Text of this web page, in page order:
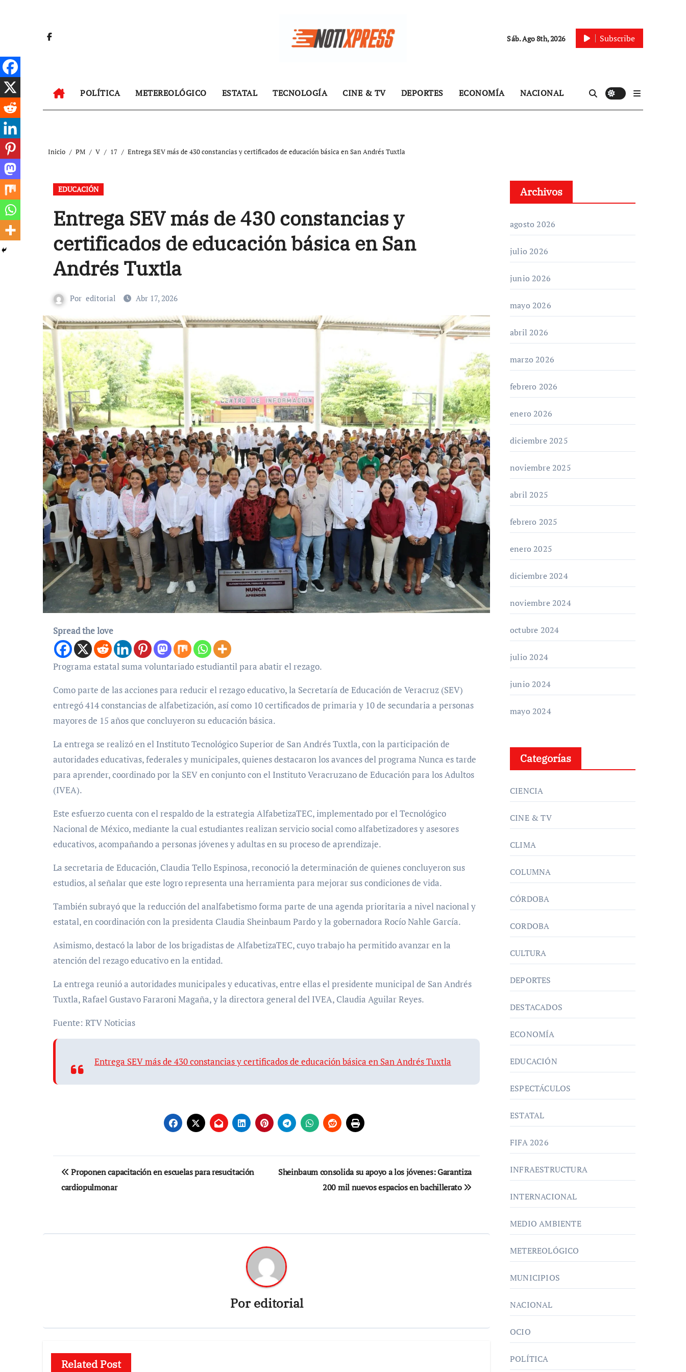
Sáb. Ago 8th, 2026 Subscribe
POLÍTICA METEREOLÓGICO ESTATAL TECNOLOGÍA CINE & TV DEPORTES ECONOMÍA NACIONAL
Inicio PM V 17 Entrega SEV más de 430 constancias y certificados de educación básica en San Andrés Tuxtla
EDUCACIÓN
Entrega SEV más de 430 constancias y
certificados de educación básica en San
Andrés Tuxtla
Por editorial Abr 17, 2026
Spread the love
Programa estatal suma voluntariado estudiantil para abatir el rezago.
Como parte de las acciones para reducir el rezago educativo, la Secretaría de Educación de Veracruz (SEV)
entregó 414 constancias de alfabetización, así como 10 certificados de primaria y 10 de secundaria a personas
mayores de 15 años que concluyeron su educación básica.
La entrega se realizó en el Instituto Tecnológico Superior de San Andrés Tuxtla, con la participación de
autoridades educativas, federales y municipales, quienes destacaron los avances del programa Nunca es tarde
para aprender, coordinado por la SEV en conjunto con el Instituto Veracruzano de Educación para los Adultos
(IVEA).
Este esfuerzo cuenta con el respaldo de la estrategia AlfabetizaTEC, implementado por el Tecnológico
Nacional de México, mediante la cual estudiantes realizan servicio social como alfabetizadores y asesores
educativos, acompañando a personas jóvenes y adultas en su proceso de aprendizaje.
La secretaria de Educación, Claudia Tello Espinosa, reconoció la determinación de quienes concluyeron sus
estudios, al señalar que este logro representa una herramienta para mejorar sus condiciones de vida.
También subrayó que la reducción del analfabetismo forma parte de una agenda prioritaria a nivel nacional y
estatal, en coordinación con la presidenta Claudia Sheinbaum Pardo y la gobernadora Rocío Nahle García.
Asimismo, destacó la labor de los brigadistas de AlfabetizaTEC, cuyo trabajo ha permitido avanzar en la
atención del rezago educativo en la entidad.
La entrega reunió a autoridades municipales y educativas, entre ellas el presidente municipal de San Andrés
Tuxtla, Rafael Gustavo Fararoni Magaña, y la directora general del IVEA, Claudia Aguilar Reyes.
Fuente: RTV Noticias
Entrega SEV más de 430 constancias y certificados de educación básica en San Andrés Tuxtla
Navegación
de
Proponen capacitación en escuelas para resucitación
cardiopulmonar
Sheinbaum consolida su apoyo a los jóvenes: Garantiza
200 mil nuevos espacios en bachillerato
Poreditorial
Related Post
Archivos
agosto 2026
julio 2026
junio 2026
mayo 2026
abril 2026
marzo 2026
febrero 2026
enero 2026
diciembre 2025
noviembre 2025
abril 2025
febrero 2025
enero 2025
diciembre 2024
noviembre 2024
octubre 2024
julio 2024
junio 2024
mayo 2024
Categorías
CIENCIA
CINE & TV
CLIMA
COLUMNA
CÓRDOBA
CORDOBA
CULTURA
DEPORTES
DESTACADOS
ECONOMÍA
EDUCACIÓN
ESPECTÁCULOS
ESTATAL
FIFA 2026
INFRAESTRUCTURA
INTERNACIONAL
MEDIO AMBIENTE
METEREOLÓGICO
MUNICIPIOS
NACIONAL
OCIO
POLÍTICA